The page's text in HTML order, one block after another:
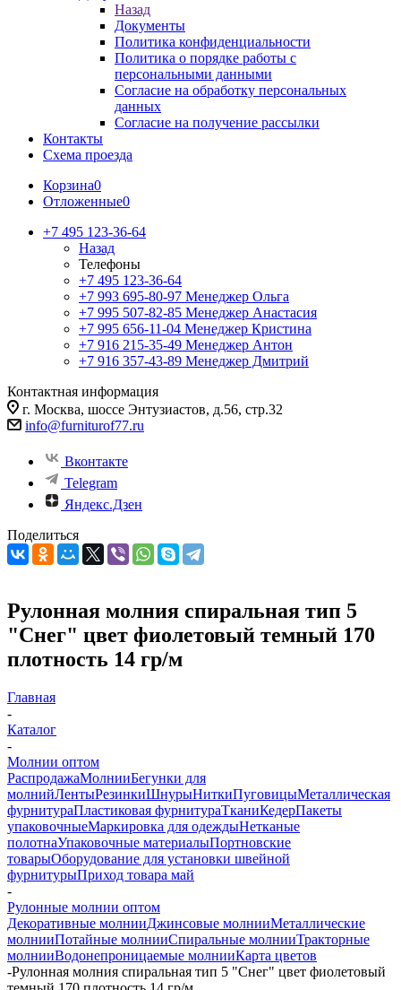
Назад
Документы
Политика конфиденциальности
Политика о порядке работы с
персональными данными
Согласие на обработку персональных
данных
Согласие на получение рассылки
Контакты
Схема проезда
Корзина0
Отложенные0
+7 495 123-36-64
Назад
Телефоны
+7 495 123-36-64
+7 993 695-80-97 Менеджер Ольга
+7 995 507-82-85 Менеджер Анастасия
+7 995 656-11-04 Менеджер Кристина
+7 916 215-35-49 Менеджер Антон
+7 916 357-43-89 Менеджер Дмитрий
Контактная информация
г. Москва, шоссе Энтузиастов, д.56, стр.32
info@furniturof77.ru
Вконтакте
Telegram
Яндекс.Дзен
Поделиться
Рулонная молния спиральная тип 5
"Снег" цвет фиолетовый темный 170
плотность 14 гр/м
Главная
-
Каталог
-
Молнии оптом
РаспродажаМолнииБегунки для
молнийЛентыРезинкиШнурыНиткиПуговицыМеталлическая
фурнитураПластиковая фурнитураТканиКедерПакеты
упаковочныеМаркировка для одеждыНетканые
полотнаУпаковочные материалыПортновские
товарыОборудование для установки швейной
фурнитурыПриход товара май
-
Рулонные молнии оптом
Декоративные молнииДжинсовые молнииМеталлические
молнииПотайные молнииСпиральные молнииТракторные
молнииВодонепроницаемые молнииКарта цветов
-Рулонная молния спиральная тип 5 "Снег" цвет фиолетовый